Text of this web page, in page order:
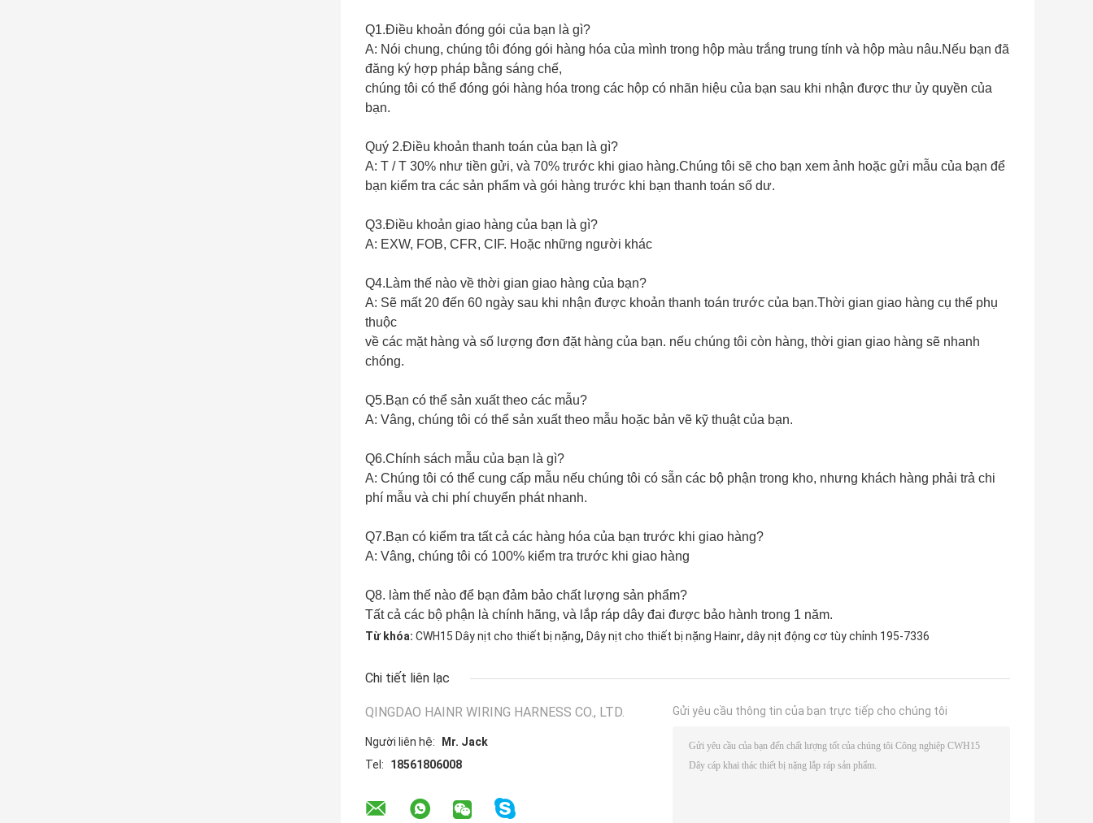
Q1.Điều khoản đóng gói của bạn là gì?
A: Nói chung, chúng tôi đóng gói hàng hóa của mình trong hộp màu trắng trung tính và hộp màu nâu.Nếu bạn đã
đăng ký hợp pháp bằng sáng chế,
chúng tôi có thể đóng gói hàng hóa trong các hộp có nhãn hiệu của bạn sau khi nhận được thư ủy quyền của
bạn.
Quý 2.Điều khoản thanh toán của bạn là gì?
A: T / T 30% như tiền gửi, và 70% trước khi giao hàng.Chúng tôi sẽ cho bạn xem ảnh hoặc gửi mẫu của bạn để
bạn kiểm tra các sản phẩm và gói hàng trước khi bạn thanh toán số dư.
Q3.Điều khoản giao hàng của bạn là gì?
A: EXW, FOB, CFR, CIF. Hoặc những người khác
Q4.Làm thế nào về thời gian giao hàng của bạn?
A: Sẽ mất 20 đến 60 ngày sau khi nhận được khoản thanh toán trước của bạn.Thời gian giao hàng cụ thể phụ
thuộc
về các mặt hàng và số lượng đơn đặt hàng của bạn. nếu chúng tôi còn hàng, thời gian giao hàng sẽ nhanh
chóng.
Q5.Bạn có thể sản xuất theo các mẫu?
A: Vâng, chúng tôi có thể sản xuất theo mẫu hoặc bản vẽ kỹ thuật của bạn.
Q6.Chính sách mẫu của bạn là gì?
A: Chúng tôi có thể cung cấp mẫu nếu chúng tôi có sẵn các bộ phận trong kho, nhưng khách hàng phải trả chi
phí mẫu và chi phí chuyển phát nhanh.
Q7.Bạn có kiểm tra tất cả các hàng hóa của bạn trước khi giao hàng?
A: Vâng, chúng tôi có 100% kiểm tra trước khi giao hàng
Q8. làm thế nào để bạn đảm bảo chất lượng sản phẩm?
Tất cả các bộ phận là chính hãng, và lắp ráp dây đai được bảo hành trong 1 năm.
Từ khóa: CWH15 Dây nịt cho thiết bị nặng, Dây nịt cho thiết bị nặng Hainr, dây nịt động cơ tùy chỉnh 195-7336
Chi tiết liên lạc
QINGDAO HAINR WIRING HARNESS CO., LTD.
Người liên hệ:
Mr. Jack
Tel:
18561806008
Gửi yêu cầu thông tin của bạn trực tiếp cho chúng tôi